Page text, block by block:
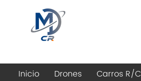
Inicio Drones Carros R/C